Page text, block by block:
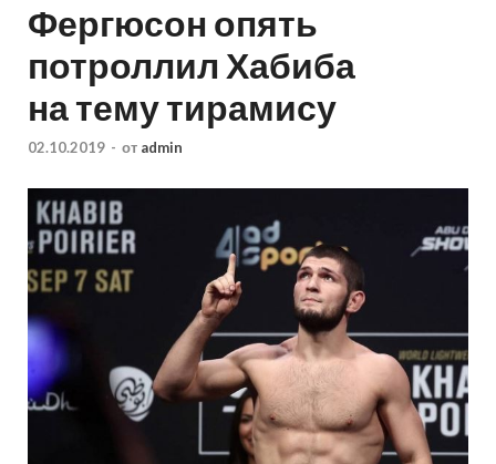
Фергюсон опять
потроллил Хабиба
на тему тирамису
02.10.2019 - от admin